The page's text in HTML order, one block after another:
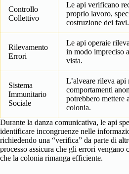
Controllo
Collettivo
Le api verificano
proprio lavoro,
costruzione dei favi.
Rilevamento
Errori
Le api operaie
in modo impreciso
vista.
Sistema
Immunitario
Sociale
L’alveare rileva api
comportamenti
potrebbero mettere
colonia.
Durante la danza comunicativa, le api
identificare incongruenze nelle
richiedendo una “verifica” da parte di
processo assicura che gli errori vengano
che la colonia rimanga efficiente.